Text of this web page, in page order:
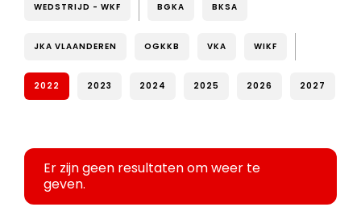
WEDSTRIJD - WKF BGKA BKSA
JKA VLAANDEREN OGKKB VKA WIKF
2022 2023 2024 2025 2026 2027
Er zijn geen resultaten om weer te
geven.